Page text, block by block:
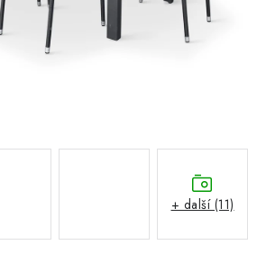
+ další (11)